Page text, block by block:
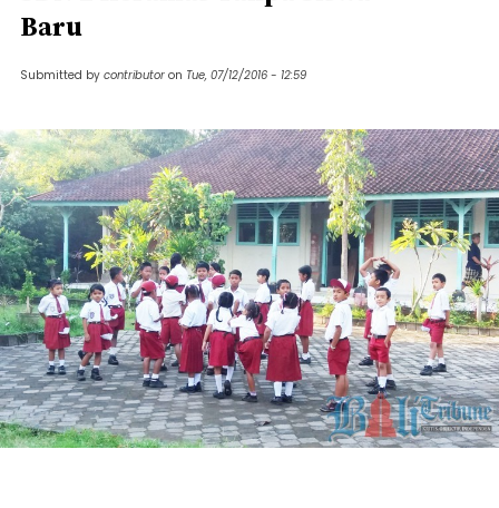
Baru
Submitted by contributor on Tue, 07/12/2016 - 12:59